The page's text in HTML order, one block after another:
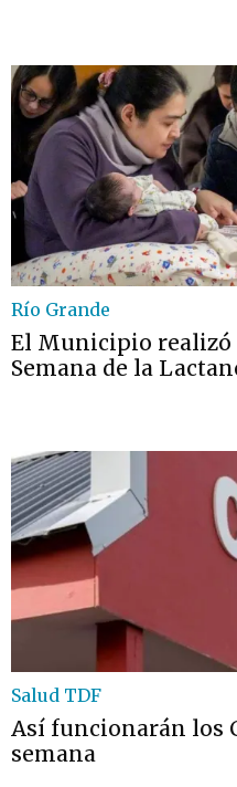
Río Grande
El Municipio realizó
Semana de la
Salud TDF
Así funcionarán los
semana